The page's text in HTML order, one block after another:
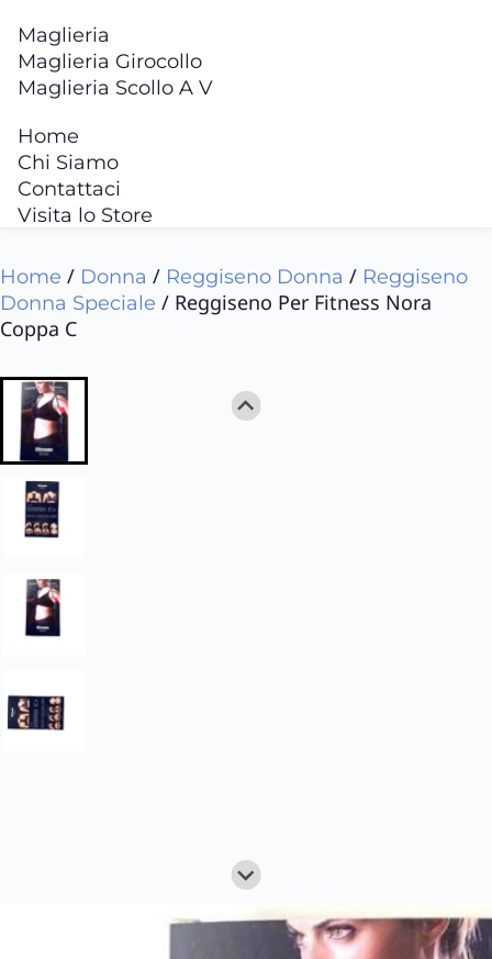
Maglieria
Maglieria Girocollo
Maglieria Scollo A V
Home
Chi Siamo
Contattaci
Visita lo Store
Home / Donna / Reggiseno Donna / Reggiseno
Donna Speciale / Reggiseno Per Fitness Nora
Coppa C